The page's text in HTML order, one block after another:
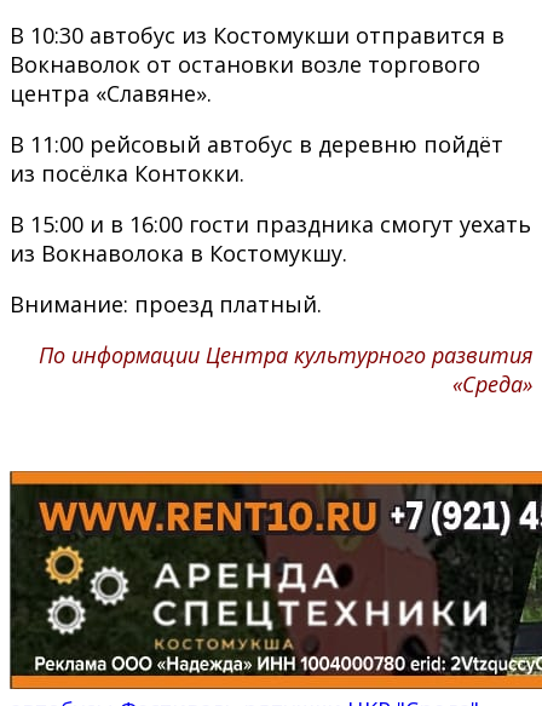
В 10:30 автобус из Костомукши отправится в
Вокнаволок от остановки возле торгового
центра «Славяне».
В 11:00 рейсовый автобус в деревню пойдёт
из посёлка Контокки.
В 15:00 и в 16:00 гости праздника смогут уехать
из Вокнаволока в Костомукшу.
Внимание: проезд платный.
По информации Центра культурного развития
«Среда»